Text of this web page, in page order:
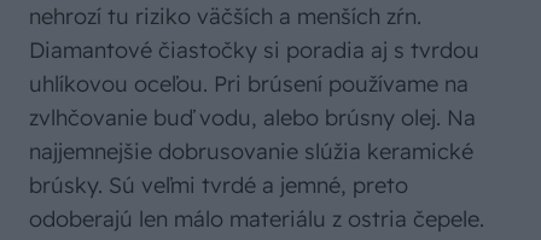
nehrozí tu riziko väčších a menších zŕn.
Diamantové čiastočky si poradia aj s tvrdou
uhlíkovou oceľou. Pri brúsení používame na
zvlhčovanie buď vodu, alebo brúsny olej. Na
najjemnejšie dobrusovanie slúžia keramické
brúsky. Sú veľmi tvrdé a jemné, preto
odoberajú len málo materiálu z ostria čepele.